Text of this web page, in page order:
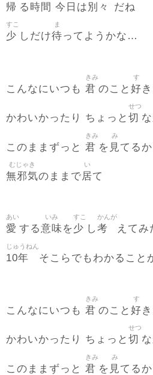
帰 る 時間 今日 は 別々 だね
少
すこ
しだけ待
ま
ってようかな…
こんなにいつも 君
きみ
のこと 好
す
かわいかったり ちょっと 切
せつ
このままずっと 君
きみ
を 見
み
てる
無邪気
むじゃき
のままで居
い
て
愛
あい
する意味
いみ
を少
すこ
し考
かんが
えてみ
10年
じゅうねん
そこらでもわかること
こんなにいつも 君
きみ
のこと 好
す
かわいかったり ちょっと 切
せつ
このままずっと 君
きみ
を 見
み
てる